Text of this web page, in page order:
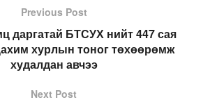
Previous Post
даргатай БТСУХ нийт 447 сая
хурлын тоног төхөөрөмж
худалдан авчээ
Next Post